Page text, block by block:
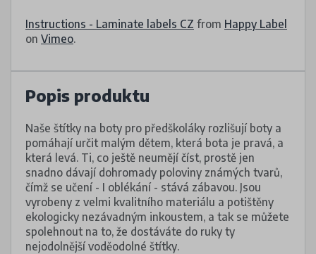
Instructions - Laminate labels CZ from Happy Label
on Vimeo.
Popis produktu
Naše štítky na boty pro předškoláky rozlišují boty a
pomáhají určit malým dětem, která bota je pravá, a
která levá. Ti, co ještě neumějí číst, prostě jen
snadno dávají dohromady poloviny známých tvarů,
čímž se učení - I oblékání - stává zábavou. Jsou
vyrobeny z velmi kvalitního materiálu a potištěny
ekologicky nezávadným inkoustem, a tak se můžete
spolehnout na to, že dostáváte do ruky ty
nejodolnější voděodolné štítky.